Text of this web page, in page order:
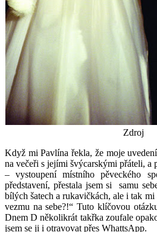
Zdroj
Když mi Pavlína řekla, že moje
na večeři s jejími švýcarskými přáteli, a
– vystoupení místního pěveckého
představení, přestala jsem si samu
bílých šatech a rukavičkách, ale i tak
vezmu na sebe?!“ Tuto klíčovou
Dnem D několikrát takřka zoufale
jsem se ji i otravovat přes WhattsApp.